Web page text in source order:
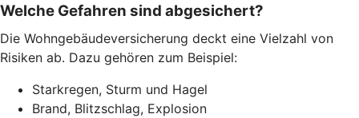
Welche Gefahren sind abgesichert?
Die Wohngebäudeversicherung deckt eine Vielzahl von
Risiken ab. Dazu gehören zum Beispiel:
Starkregen, Sturm und Hagel
Brand, Blitzschlag, Explosion